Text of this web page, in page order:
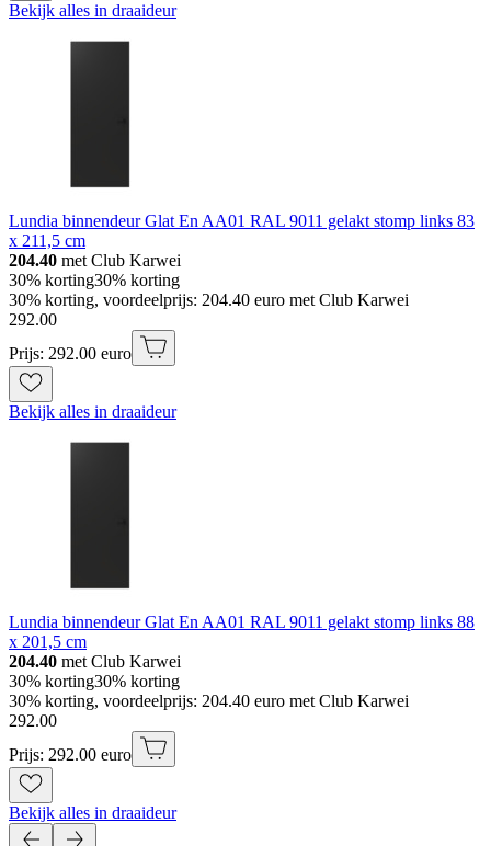
Bekijk alles in draaideur
Lundia binnendeur Glat En AA01 RAL 9011 gelakt stomp links 83
x 211,5 cm
204.40 met Club Karwei
30% korting30% korting
30% korting, voordeelprijs: 204.40 euro met Club Karwei
292.00
Prijs: 292.00 euro
Bekijk alles in draaideur
Lundia binnendeur Glat En AA01 RAL 9011 gelakt stomp links 88
x 201,5 cm
204.40 met Club Karwei
30% korting30% korting
30% korting, voordeelprijs: 204.40 euro met Club Karwei
292.00
Prijs: 292.00 euro
Bekijk alles in draaideur